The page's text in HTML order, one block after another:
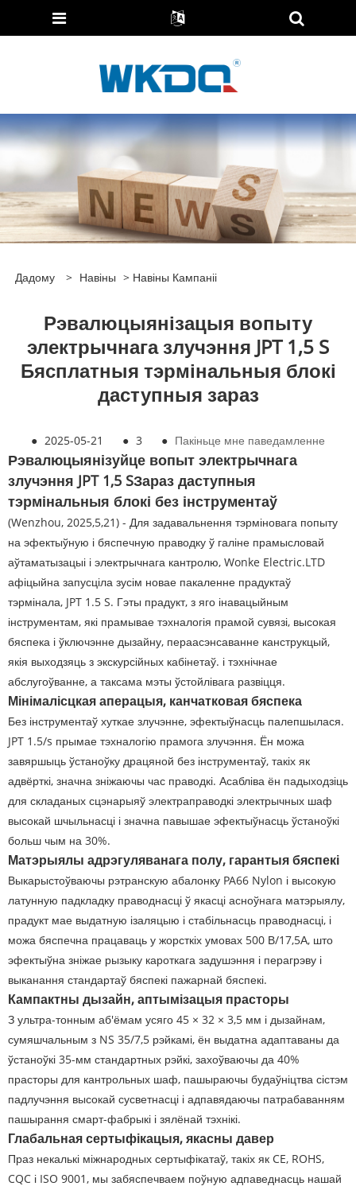
Дадому > Навіны > Навіны Кампаніі
Рэвалюцыянізацыя вопыту
электрычнага злучэння JPT 1,5 S
Бясплатныя тэрмінальныя блокі
даступныя зараз
● 2025-05-21 ● 3 ● Пакіньце мне паведамленне
Рэвалюцыянізуйце вопыт электрычнага
злучэння JPT 1,5 SЗараз даступныя
тэрмінальныя блокі без інструментаў
(Wenzhou, 2025,5,21) - Для задавальнення тэрміновага попыту
на эфектыўную і бяспечную праводку ў галіне прамысловай
аўтаматызацыі і электрычнага кантролю, Wonke Electric.LTD
афіцыйна запусціла зусім новае пакаленне прадуктаў
тэрмінала, JPT 1.5 S. Гэты прадукт, з яго інавацыйным
інструментам, які прамывае тэхналогія прамой сувязі, высокая
бяспека і ўключэнне дызайну, пераасэнсаванне канструкцый,
якія выходзяць з экскурсійных кабінетаў. і тэхнічнае
абслугоўванне, а таксама мэты ўстойлівага развіцця.
Мінімалісцкая аперацыя, канчатковая бяспека
Без інструментаў хуткае злучэнне, эфектыўнасць палепшылася.
JPT 1.5/s прымае тэхналогію прамога злучэння. Ён можа
завяршыць ўстаноўку драцяной без інструментаў, такіх як
адвёрткі, значна зніжаючы час праводкі. Асабліва ён падыходзіць
для складаных сцэнарыяў электраправодкі электрычных шаф
высокай шчыльнасці і значна павышае эфектыўнасць ўстаноўкі
больш чым на 30%.
Матэрыялы адрэгуляванага полу, гарантыя бяспекі
Выкарыстоўваючы рэтранскую абалонку PA66 Nylon і высокую
латунную падкладку праводнасці ў якасці асноўнага матэрыялу,
прадукт мае выдатную ізаляцыю і стабільнасць праводнасці, і
можа бяспечна працаваць у жорсткіх умовах 500 В/17,5А, што
эфектыўна зніжае рызыку кароткага задушэння і перагрэву і
выканання стандартаў бяспекі пажарнай бяспекі.
Кампактны дызайн, аптымізацыя прасторы
З ультра-тонным аб'ёмам усяго 45 × 32 × 3,5 мм і дызайнам,
сумяшчальным з NS 35/7,5 рэйкамі, ён выдатна адаптаваны да
ўстаноўкі 35-мм стандартных рэйкі, захоўваючы да 40%
прасторы для кантрольных шаф, пашыраючы будаўніцтва сістэм
падлучэння высокай сусветнасці і адпавядаючы патрабаванням
пашырання смарт-фабрыкі і зялёнай тэхнікі.
Глабальная сертыфікацыя, якасны давер
Праз некалькі міжнародных сертыфікатаў, такіх як CE, ROHS,
CQC і ISO 9001, мы забяспечваем поўную адпаведнасць нашай